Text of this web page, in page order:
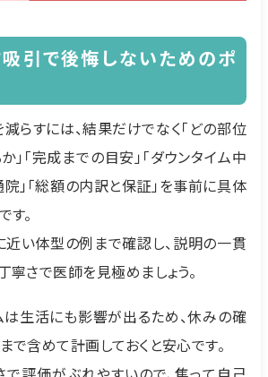
吸引で後悔しないためのポ
らすには、結果だけでなく「どの部位
」「完成までの目安」「ダウンタイム中
」「総額の内訳と保証」を事前に具体
。
い体型の例まで確認し、説明の一貫
寧さで医師を見極めましょう。
は生活にも影響が出るため、休みの確
で含めて計画しておくと安心です。